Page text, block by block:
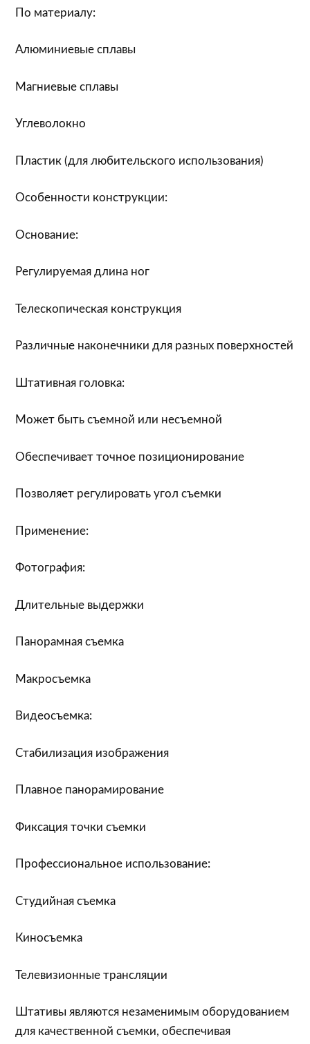
По материалу:
Алюминиевые сплавы
Магниевые сплавы
Углеволокно
Пластик (для любительского использования)
Особенности конструкции:
Основание:
Регулируемая длина ног
Телескопическая конструкция
Различные наконечники для разных поверхностей
Штативная головка:
Может быть съемной или несъемной
Обеспечивает точное позиционирование
Позволяет регулировать угол съемки
Применение:
Фотография:
Длительные выдержки
Панорамная съемка
Макросъемка
Видеосъемка:
Стабилизация изображения
Плавное панорамирование
Фиксация точки съемки
Профессиональное использование:
Студийная съемка
Киносъемка
Телевизионные трансляции
Штативы являются незаменимым оборудованием
для качественной съемки, обеспечивая